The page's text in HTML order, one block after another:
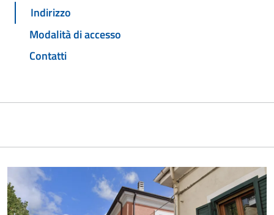
Indirizzo
Modalità di accesso
Contatti